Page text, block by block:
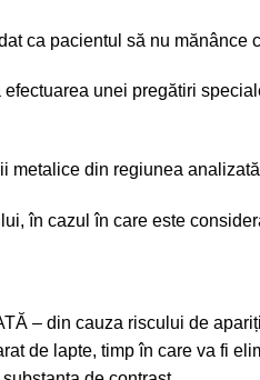
ca pacientul să nu mănânce
unei pregătiri
metalice din regiunea
în cazul în care este
– din cauza riscului de
de lapte, timp în care va fi